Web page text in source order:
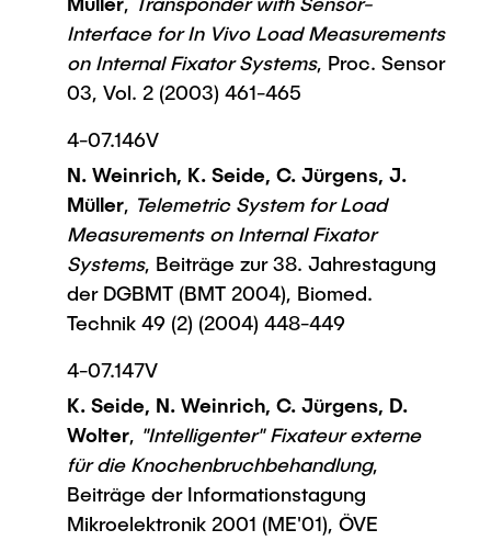
Interface for In Vivo Load Measurements
on Internal Fixator Systems, Proc. Sensor
03, Vol. 2 (2003) 461-465
4-07.146V
N. Weinrich, K. Seide, C. Jürgens, J.
Müller, Telemetric System for Load
Measurements on Internal Fixator
Systems, Beiträge zur 38. Jahrestagung
der DGBMT (BMT 2004), Biomed.
Technik 49 (2) (2004) 448-449
4-07.147V
K. Seide, N. Weinrich, C. Jürgens, D.
Wolter, "Intelligenter" Fixateur externe
für die Knochenbruchbehandlung,
Beiträge der Informationstagung
Mikroelektronik 2001 (ME'01), ÖVE